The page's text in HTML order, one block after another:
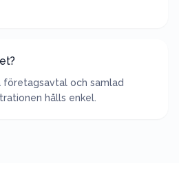
och samlad
hålls enkel.